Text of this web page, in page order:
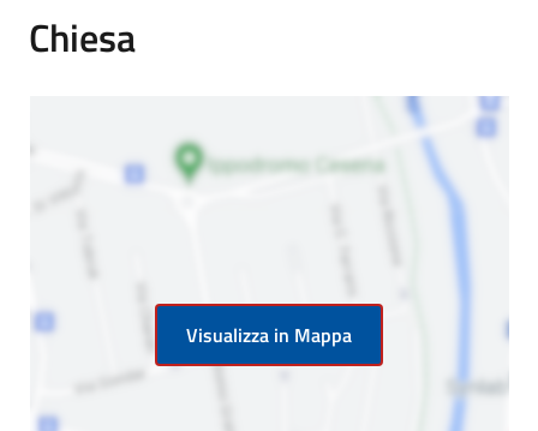
Chiesa
Visualizza in Mappa